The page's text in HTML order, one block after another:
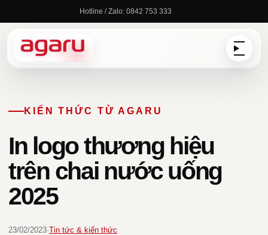
nội
Hotline / Zalo: 0842 753 333
KIẾN THỨC TỪ AGARU
In logo thương hiệu
trên chai nước uống
2025
23/02/2023·Tin tức & kiến thức